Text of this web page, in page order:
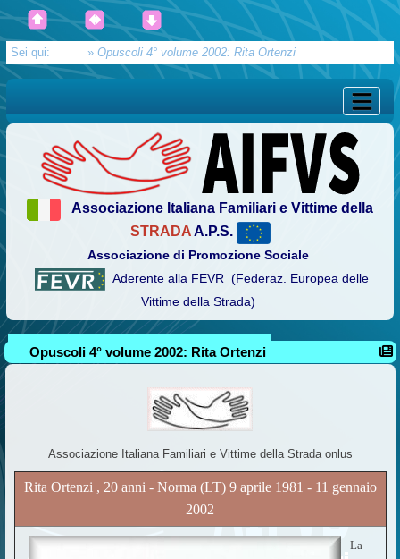
Sei qui: » Opuscoli 4° volume 2002: Rita Ortenzi
Associazione Italiana Familiari e Vittime della
STRADAA.P.S.
Associazione di Promozione Sociale
Aderente alla FEVR (Federaz. Europea delle
Vittime della Strada)
Opuscoli 4° volume 2002: Rita Ortenzi
Associazione Italiana Familiari e Vittime della Strada onlus
Rita Ortenzi , 20 anni - Norma (LT) 9 aprile 1981 - 11 gennaio
2002
La